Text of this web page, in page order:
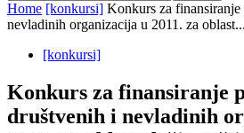
Home [konkursi] Konkurs za
nevladinih organizacija u 2011. za oblast...
[konkursi]
Konkurs za finansiranje
društvenih i nevladinih